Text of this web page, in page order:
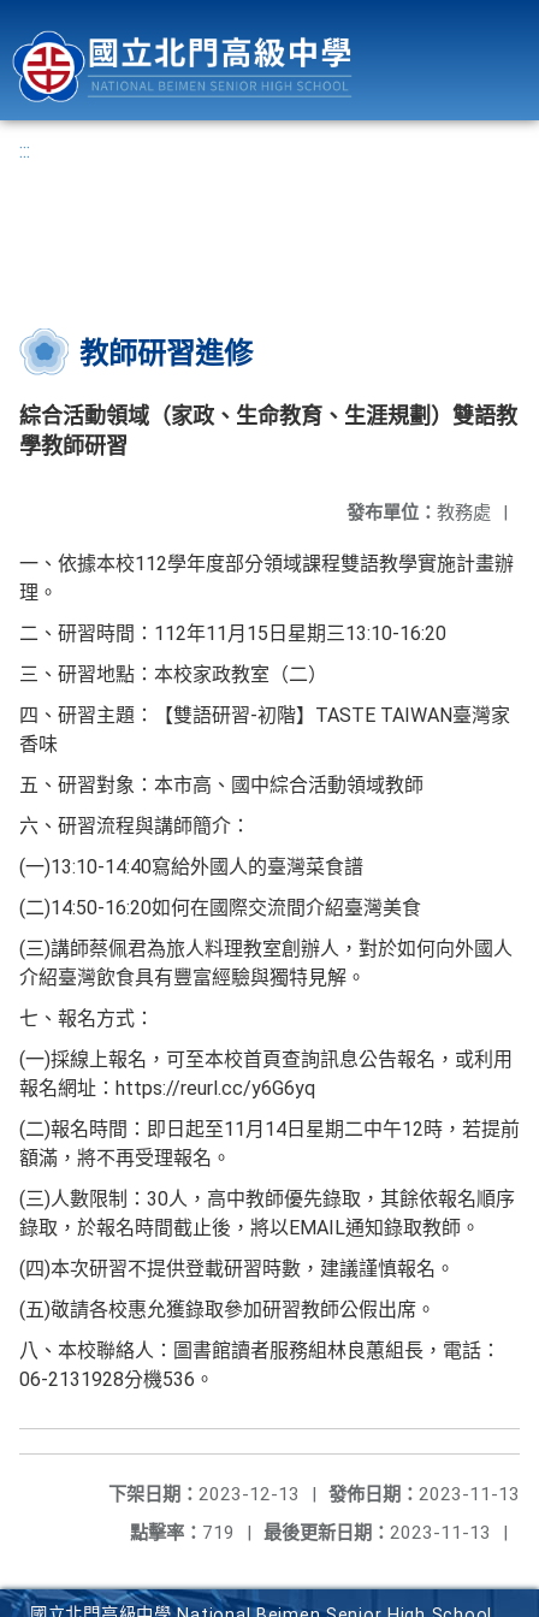
:::
教師研習進修
綜合活動領域（家政、生命教育、生涯規劃）雙語教
學教師研習
發布單位： 教務處 |
一、依據本校112學年度部分領域課程雙語教學實施計畫辦
理。
二、研習時間：112年11月15日星期三13:10-16:20
三、研習地點：本校家政教室（二）
四、研習主題：【雙語研習-初階】TASTE TAIWAN臺灣家
香味
五、研習對象：本市高、國中綜合活動領域教師
六、研習流程與講師簡介：
(一)13:10-14:40寫給外國人的臺灣菜食譜
(二)14:50-16:20如何在國際交流間介紹臺灣美食
(三)講師蔡佩君為旅人料理教室創辦人，對於如何向外國人
介紹臺灣飲食具有豐富經驗與獨特見解。
七、報名方式：
(一)採線上報名，可至本校首頁查詢訊息公告報名，或利用
報名網址：https://reurl.cc/y6G6yq
(二)報名時間：即日起至11月14日星期二中午12時，若提前
額滿，將不再受理報名。
(三)人數限制：30人，高中教師優先錄取，其餘依報名順序
錄取，於報名時間截止後，將以EMAIL通知錄取教師。
(四)本次研習不提供登載研習時數，建議謹慎報名。
(五)敬請各校惠允獲錄取參加研習教師公假出席。
八、本校聯絡人：圖書館讀者服務組林良蕙組長，電話：
06-2131928分機536。
發佈日期： 2023-11-13
下架日期： 2023-12-13
|
最後更新日期： 2023-11-13 |
點擊率： 719 |